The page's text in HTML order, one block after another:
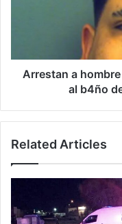
mujer
en
Arrestan a
al b4ño
Related Articles